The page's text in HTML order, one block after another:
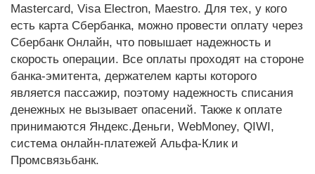
Mastercard, Visa Electron, Maestro. Для тех, у кого
есть карта Сбербанка, можно провести оплату через
Сбербанк Онлайн, что повышает надежность и
скорость операции. Все оплаты проходят на стороне
банка-эмитента, держателем карты которого
является пассажир, поэтому надежность списания
денежных не вызывает опасений. Также к оплате
принимаются Яндекс.Деньги, WebMoney, QIWI,
система онлайн-платежей Альфа-Клик и
Промсвязьбанк.